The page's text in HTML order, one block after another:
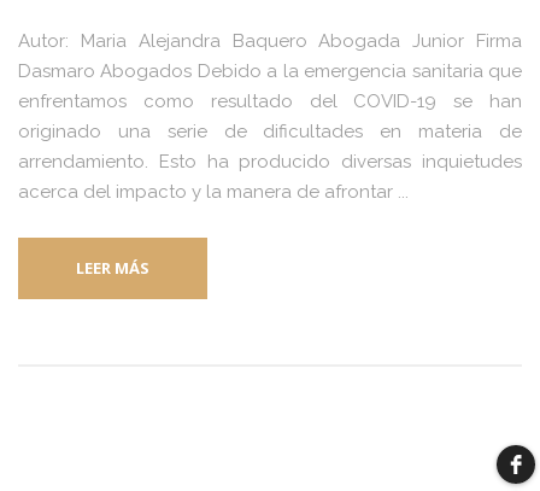
Autor: Maria Alejandra Baquero Abogada Junior Firma
Dasmaro Abogados Debido a la emergencia sanitaria que
enfrentamos como resultado del COVID-19 se han
originado una serie de dificultades en materia de
arrendamiento. Esto ha producido diversas inquietudes
acerca del impacto y la manera de afrontar ...
LEER MÁS